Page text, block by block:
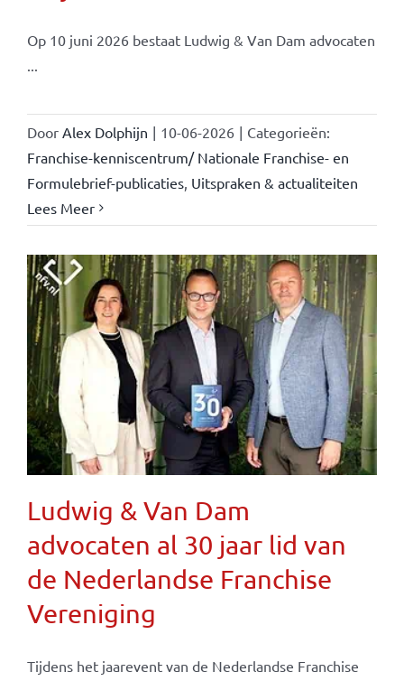
Op 10 juni 2026 bestaat Ludwig & Van Dam advocaten
Door Alex Dolphijn | 10-06-2026 | Categorieën:
Franchise-kenniscentrum/ Nationale Franchise- en
Formulebrief-publicaties, Uitspraken & actualiteiten
Lees Meer
Ludwig & Van Dam
advocaten al 30 jaar lid van
de Nederlandse Franchise
Vereniging
Tijdens het jaarevent van de Nederlandse Franchise